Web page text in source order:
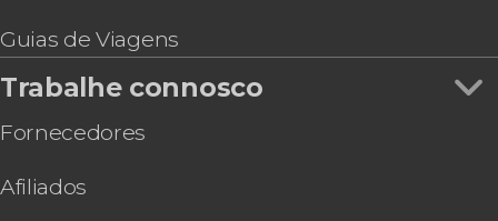
Guias de Viagens
Trabalhe connosco
Fornecedores
Afiliados